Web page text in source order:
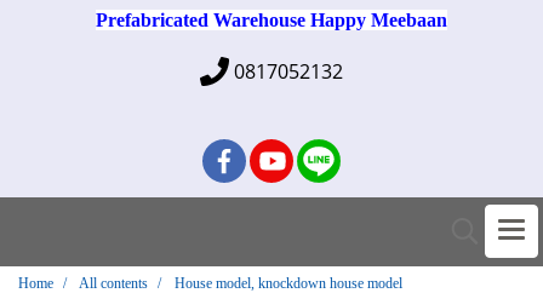
Prefabricated Warehouse Happy Meebaan
0817052132
Home All contents
House model, knockdown house model